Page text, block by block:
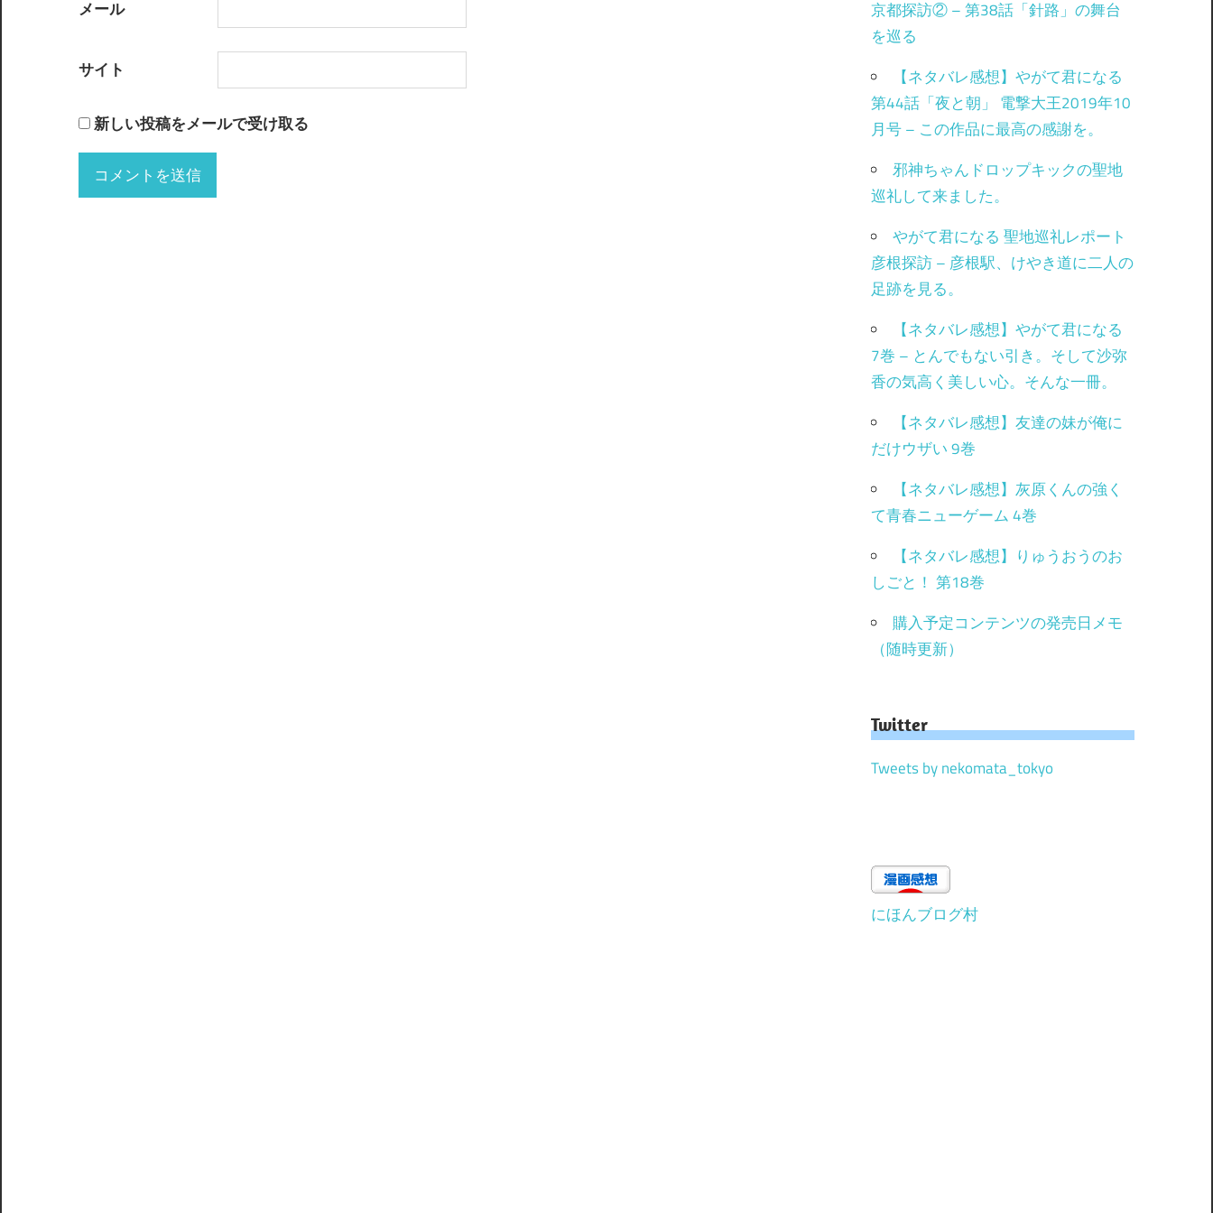
メール
サイト
新しい投稿をメールで受け取る
京都探訪② – 第38話「針路」の舞台
を巡る
【ネタバレ感想】やがて君になる
第44話「夜と朝」 電撃大王2019年10
月号 – この作品に最高の感謝を。
邪神ちゃんドロップキックの聖地
巡礼して来ました。
やがて君になる 聖地巡礼レポート
彦根探訪 – 彦根駅、けやき道に二人の
足跡を見る。
【ネタバレ感想】やがて君になる
7巻 – とんでもない引き。そして沙弥
香の気高く美しい心。そんな一冊。
【ネタバレ感想】友達の妹が俺に
だけウザい 9巻
【ネタバレ感想】灰原くんの強く
て青春ニューゲーム 4巻
【ネタバレ感想】りゅうおうのお
しごと！ 第18巻
購入予定コンテンツの発売日メモ
（随時更新）
Twitter
Tweets by nekomata_tokyo
にほんブログ村